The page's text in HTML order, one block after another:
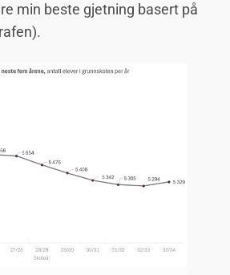
min beste gjetning basert på